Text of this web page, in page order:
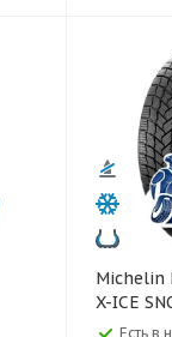
Michelin Michelin 235/60 R20
X-ICE
Есть в